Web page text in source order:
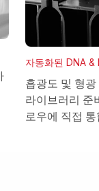
자동화된 DNA &
흡광도 및 형
라이브러리 준
로우에 직접 통